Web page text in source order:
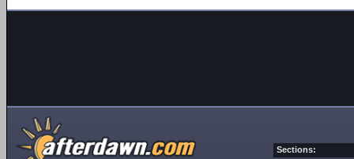
Sections: